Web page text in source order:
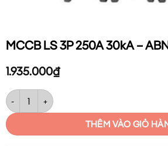
MCCB LS 3P 250A 30kA –
1.935.000₫
MCCB LS 3P 250A 30kA – ABN203c số lượng
THÊM VÀO GIỎ